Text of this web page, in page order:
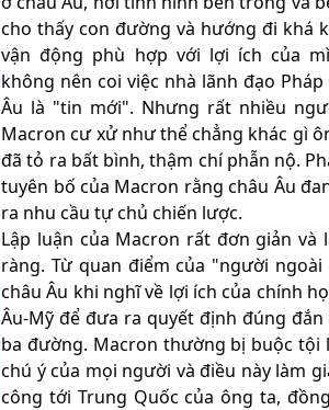
cho thấy con đường và hướng đi khá
vận động phù hợp với lợi ích của
không nên coi việc nhà lãnh đạo
Âu là "tin mới". Nhưng rất nhiều
Macron cư xử như thể chẳng khác gì
đã tỏ ra bất bình, thậm chí phẫn nộ.
tuyên bố của Macron rằng châu Âu
ra nhu cầu tự chủ chiến lược.
Lập luận của Macron rất đơn giản
ràng. Từ quan điểm của "người
châu Âu khi nghĩ về lợi ích của chính
Âu-Mỹ để đưa ra quyết định đúng
ba đường. Macron thường bị buộc tội
chú ý của mọi người và điều này làm
công tới Trung Quốc của ông ta,